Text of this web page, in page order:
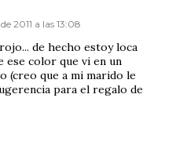
2011 a las 13:08
de hecho estoy loca
ese color que vi en un
(creo que a mi marido le
para el regalo de